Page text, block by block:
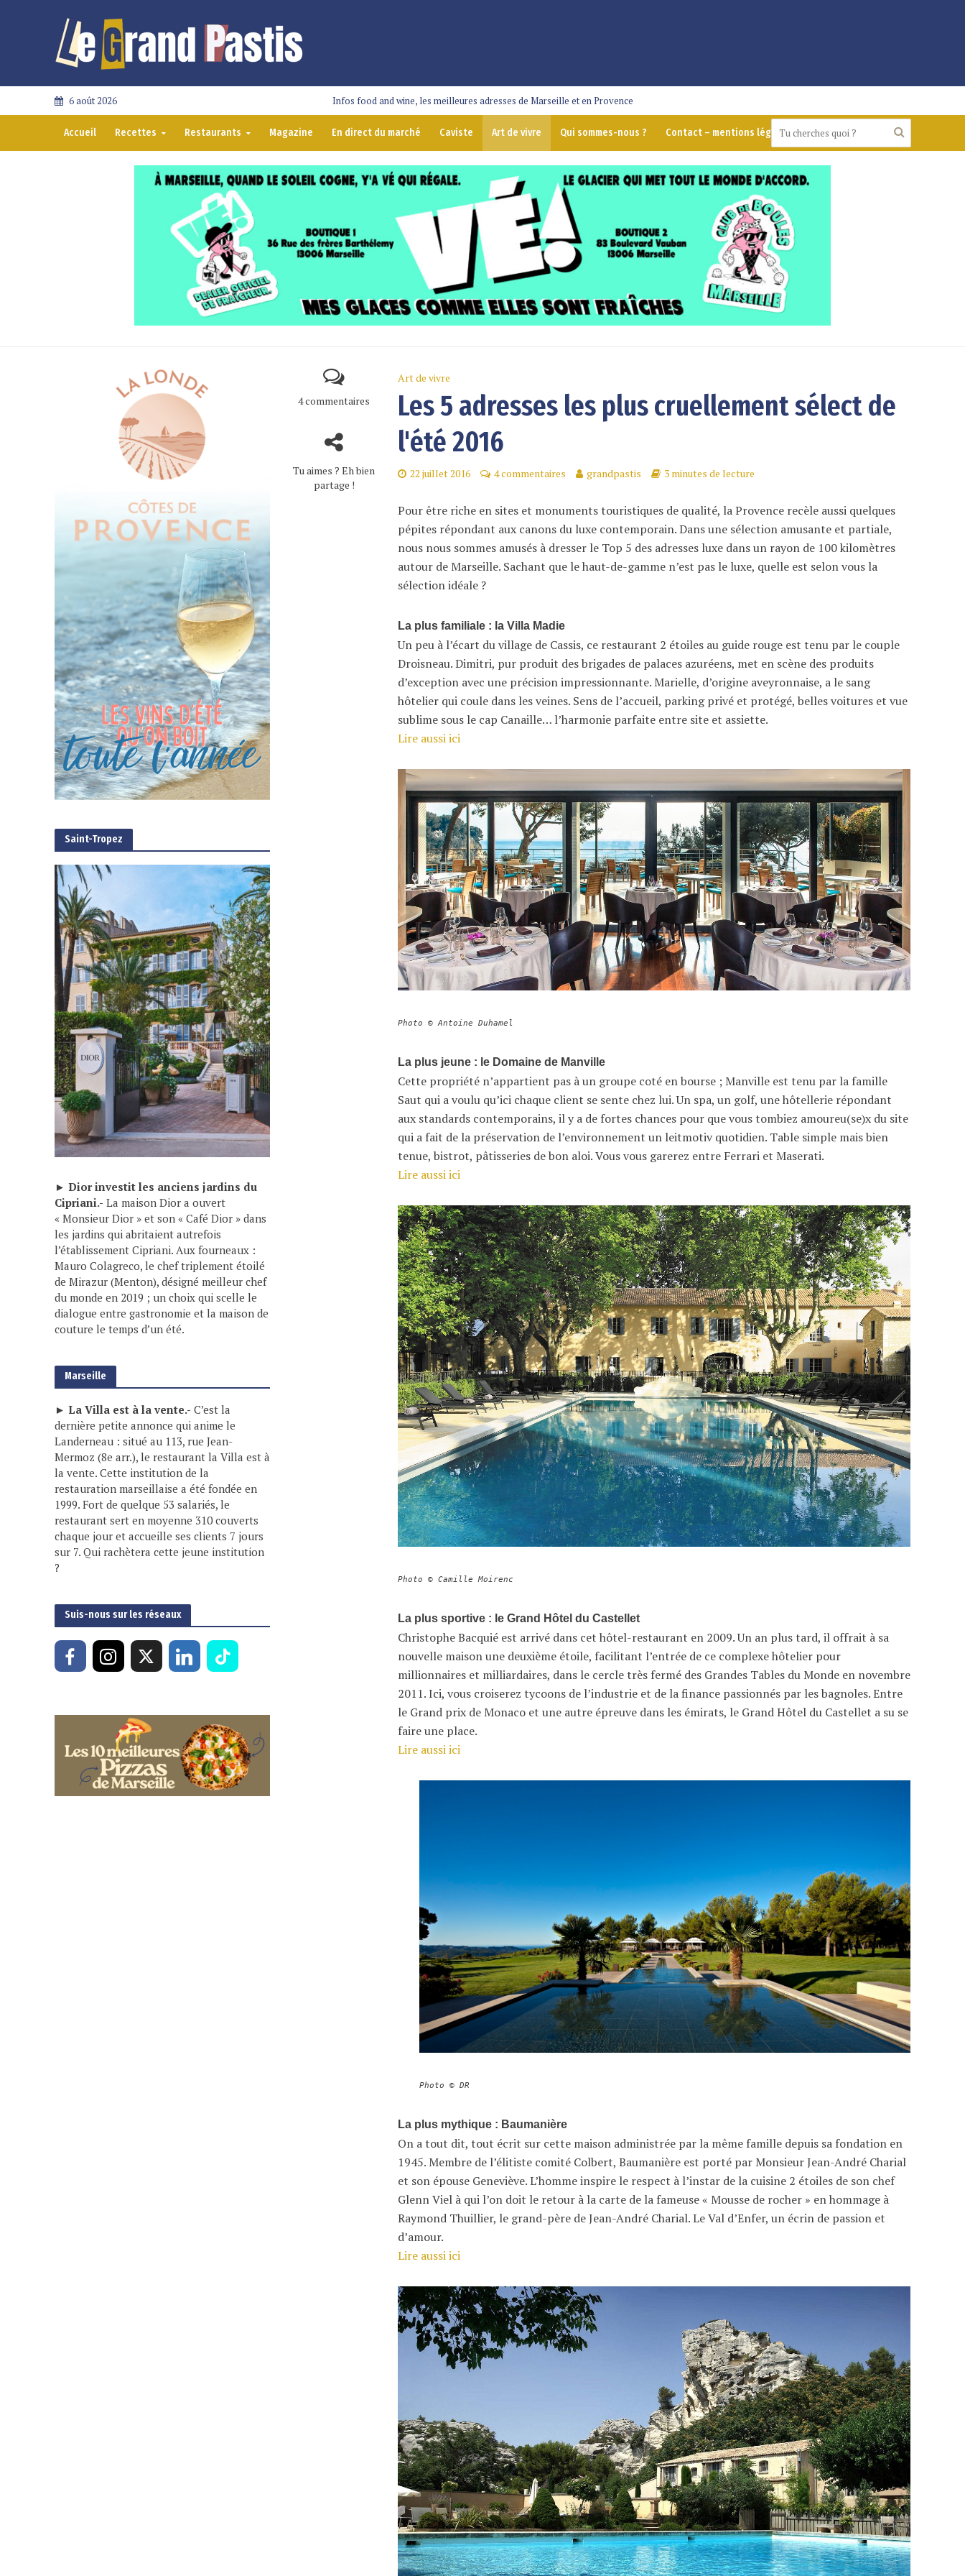
6 août 2026 Infos food and wine, les meilleures adresses de Marseille et en Provence
Accueil Recettes Restaurants Magazine En direct du marché Caviste Art de vivre Qui sommes-nous ? Contact – mentions légales
Saint-Tropez
► Dior investit les anciens jardins du
Cipriani.- La maison Dior a ouvert
« Monsieur Dior » et son « Café Dior » dans
les jardins qui abritaient autrefois
l’établissement Cipriani. Aux fourneaux :
Mauro Colagreco, le chef triplement étoilé
de Mirazur (Menton), désigné meilleur chef
du monde en 2019 ; un choix qui scelle le
dialogue entre gastronomie et la maison de
couture le temps d’un été.
Marseille
► La Villa est à la vente.- C’est la
dernière petite annonce qui anime le
Landerneau : situé au 113, rue Jean-
Mermoz (8e arr.), le restaurant la Villa est à
la vente. Cette institution de la
restauration marseillaise a été fondée en
1999. Fort de quelque 53 salariés, le
restaurant sert en moyenne 310 couverts
chaque jour et accueille ses clients 7 jours
sur 7. Qui rachètera cette jeune institution
?
Suis-nous sur les réseaux
4 commentaires
Tu aimes ? Eh bien
partage !
Art de vivre
Les 5 adresses les plus cruellement sélect de
l'été 2016
22 juillet 2016 4 commentaires grandpastis 3 minutes de lecture
Pour être riche en sites et monuments touristiques de qualité, la Provence recèle aussi quelques
pépites répondant aux canons du luxe contemporain. Dans une sélection amusante et partiale,
nous nous sommes amusés à dresser le Top 5 des adresses luxe dans un rayon de 100 kilomètres
autour de Marseille. Sachant que le haut-de-gamme n’est pas le luxe, quelle est selon vous la
sélection idéale ?
La plus familiale : la Villa Madie
Un peu à l’écart du village de Cassis, ce restaurant 2 étoiles au guide rouge est tenu par le couple
Droisneau. Dimitri, pur produit des brigades de palaces azuréens, met en scène des produits
d’exception avec une précision impressionnante. Marielle, d’origine aveyronnaise, a le sang
hôtelier qui coule dans les veines. Sens de l’accueil, parking privé et protégé, belles voitures et vue
sublime sous le cap Canaille… l’harmonie parfaite entre site et assiette.
Lire aussi ici
Photo © Antoine Duhamel
La plus jeune : le Domaine de Manville
Cette propriété n’appartient pas à un groupe coté en bourse ; Manville est tenu par la famille
Saut qui a voulu qu’ici chaque client se sente chez lui. Un spa, un golf, une hôtellerie répondant
aux standards contemporains, il y a de fortes chances pour que vous tombiez amoureu(se)x du site
qui a fait de la préservation de l’environnement un leitmotiv quotidien. Table simple mais bien
tenue, bistrot, pâtisseries de bon aloi. Vous vous garerez entre Ferrari et Maserati.
Lire aussi ici
Photo © Camille Moirenc
La plus sportive : le Grand Hôtel du Castellet
Christophe Bacquié est arrivé dans cet hôtel-restaurant en 2009. Un an plus tard, il offrait à sa
nouvelle maison une deuxième étoile, facilitant l’entrée de ce complexe hôtelier pour
millionnaires et milliardaires, dans le cercle très fermé des Grandes Tables du Monde en novembre
2011. Ici, vous croiserez tycoons de l’industrie et de la finance passionnés par les bagnoles. Entre
le Grand prix de Monaco et une autre épreuve dans les émirats, le Grand Hôtel du Castellet a su se
faire une place.
Lire aussi ici
Photo © DR
La plus mythique : Baumanière
On a tout dit, tout écrit sur cette maison administrée par la même famille depuis sa fondation en
1945. Membre de l’élitiste comité Colbert, Baumanière est porté par Monsieur Jean-André Charial
et son épouse Geneviève. L’homme inspire le respect à l’instar de la cuisine 2 étoiles de son chef
Glenn Viel à qui l’on doit le retour à la carte de la fameuse « Mousse de rocher » en hommage à
Raymond Thuillier, le grand-père de Jean-André Charial. Le Val d’Enfer, un écrin de passion et
d’amour.
Lire aussi ici